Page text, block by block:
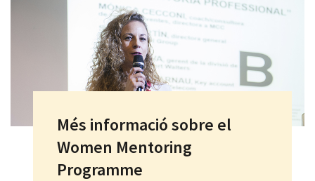
Més informació sobre el
Women Mentoring
Programme